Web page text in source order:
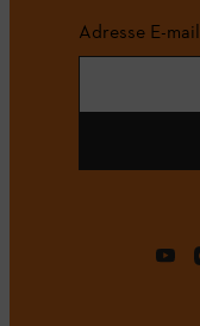
Adresse E-mail